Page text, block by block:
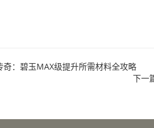
奇：碧玉MAX级提升所需材料全攻略
下一